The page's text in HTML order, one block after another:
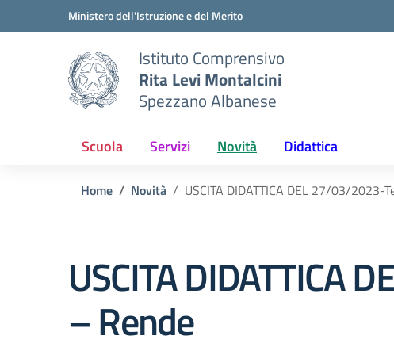
Vai ai contenuti
Vai al menu di navigazioneMinistero dell'Istruzione e del Merito
Istituto Comprensivo
Rita Levi Montalcini
Spezzano Albanese
Scuola Servizi Novità Didattica
Home Novità USCITA DIDATTICA DEL 27/03/2023-
USCITA DIDATTICA
– Rende